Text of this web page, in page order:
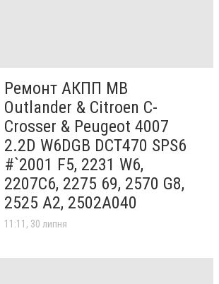
Ремонт АКПП MB
Outlander & Citroen C-
Crosser & Peugeot 4007
2.2D W6DGB DCT470 SPS6
#`2001 F5, 2231 W6,
2207C6, 2275 69, 2570 G8,
2525 A2, 2502A040
11:11, 30 липня